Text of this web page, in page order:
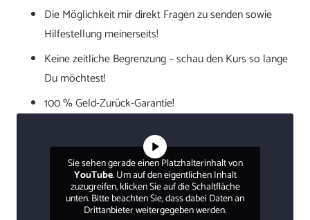
Die Möglichkeit mir direkt Fragen zu senden sowie
Hilfestellung meinerseits!
Keine zeitliche Begrenzung – schau den Kurs so lange
Du möchtest!
100 % Geld-Zurück-Garantie!
Sie sehen gerade einen Platzhalterinhalt von
YouTube. Um auf den eigentlichen Inhalt
zuzugreifen, klicken Sie auf die Schaltfläche
unten. Bitte beachten Sie, dass dabei Daten an
Drittanbieter weitergegeben werden.